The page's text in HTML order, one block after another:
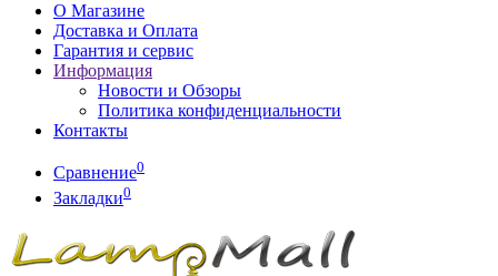
О Магазине
Доставка и Оплата
Гарантия и сервис
Информация
Новости и Обзоры
Политика конфиденциальности
Контакты
Сравнение0
Закладки0